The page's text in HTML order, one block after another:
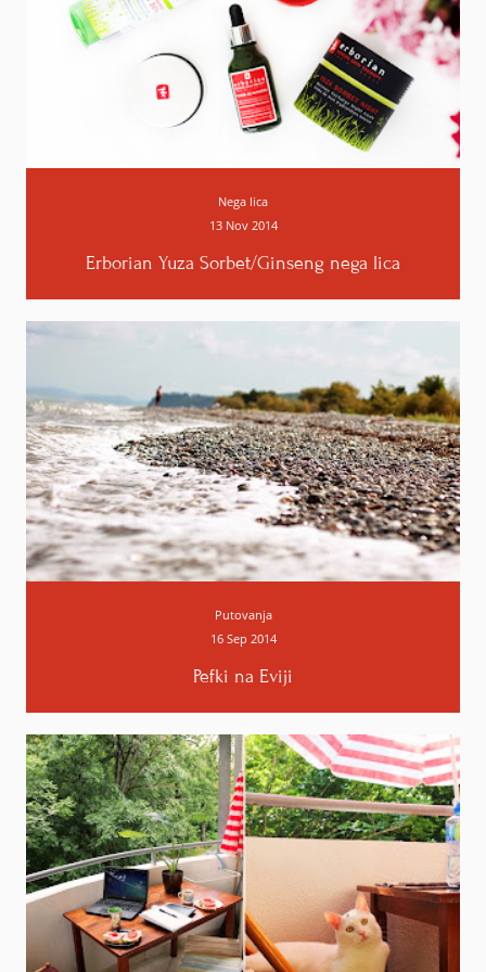
Da, razumem i zašto, novembarske ipak nisu
ispunile očekivanja. Ne znam da li će uspeti
kod nas, ali videla sam da se ovakvi i bogatiji
paketići mogu naručiti i sa stranih sajtova za
nekih dvadesetak dolara. Pa kome se sviđa
Odgovori
Moje mišljenje o Glam Box-u znaš, ja nisam tip
koji voli iznenađenja, pa me sam koncept od
početka nije privukao. Smatram da jedino sama
mogu sebi da personalizujem poklon i retko šta
me zaista iznenadi. Svi imamo drugačije želje i
potrebe. Drago mi je ako ti je ova ružičasta kutija
ulepšala dan :)
Sve znam :).
Odgovori
Unknown 22. studenoga 2014. u 22:09
Nega lica
13 Nov 2014
Erborian Yuza Sorbet/Ginseng nega lica
Putovanja
16 Sep 2014
Pefki na Eviji